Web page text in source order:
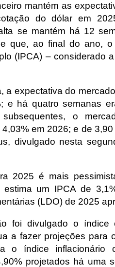
mantém as
do dólar em
se mantém há 12
que, ao final do ano,
(IPCA) – considerado
a expectativa do
e há quatro semanas
o
em 2026; e de
divulgado nesta
2025 é mais
estima um IPCA de
(LDO) de 2025
foi divulgado o
a fazer projeções para
o índice inflacionário
projetados há uma